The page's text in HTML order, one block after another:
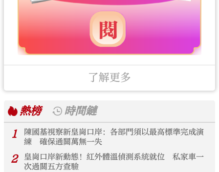
了解更多
熱榜
時間鏈
1
陳國基視察新皇崗口岸：各部門須以最高標準完成演
練 確保通關萬無一失
2
皇崗口岸新動態！紅外體溫偵測系統就位 私家車一
次過關五方查驗